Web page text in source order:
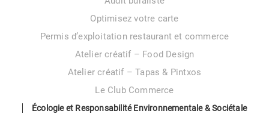
Optimisez votre carte
Permis d’exploitation restaurant et commerce
Atelier créatif – Food Design
Atelier créatif – Tapas & Pintxos
Le Club Commerce
Écologie et Responsabilité Environnementale & Sociétale